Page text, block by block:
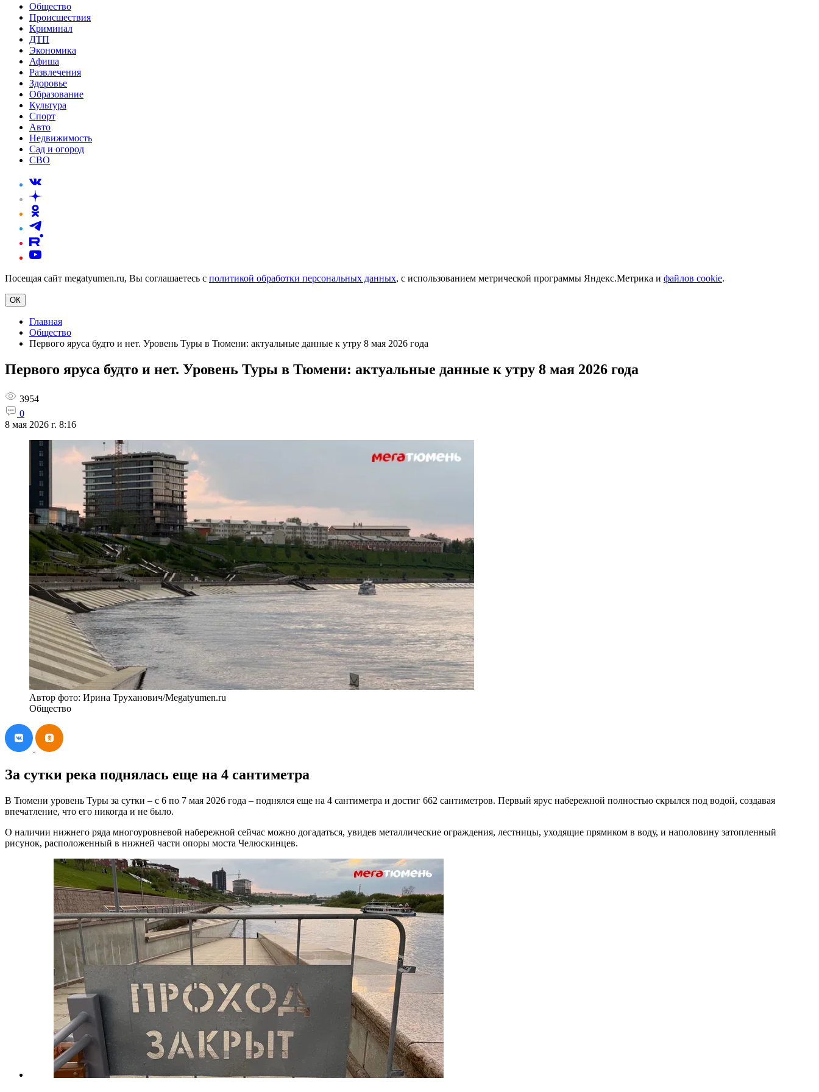
Общество
Происшествия
Криминал
ДТП
Экономика
Афиша
Развлечения
Здоровье
Образование
Культура
Спорт
Авто
Недвижимость
Сад и огород
СВО
Посещая сайт megatyumen.ru, Вы соглашаетесь с политикой обработки персональных данных, с использованием метрической программы Яндекс.Метрика и файлов cookie.
ОК
Главная
Общество
Первого яруса будто и нет. Уровень Туры в Тюмени: актуальные данные к утру 8 мая 2026 года
Первого яруса будто и нет. Уровень Туры в Тюмени: актуальные данные к утру 8 мая 2026 года
3954
0
8 мая 2026 г. 8:16
Автор фото: Ирина Труханович/Megatyumen.ru
Общество
За сутки река поднялась еще на 4 сантиметра
В Тюмени уровень Туры за сутки – с 6 по 7 мая 2026 года – поднялся еще на 4 сантиметра и достиг 662 сантиметров. Первый ярус набережной полностью скрылся под водой, создавая
впечатление, что его никогда и не было.
О наличии нижнего ряда многоуровневой набережной сейчас можно догадаться, увидев металлические ограждения, лестницы, уходящие прямиком в воду, и наполовину затопленный
рисунок, расположенный в нижней части опоры моста Челюскинцев.